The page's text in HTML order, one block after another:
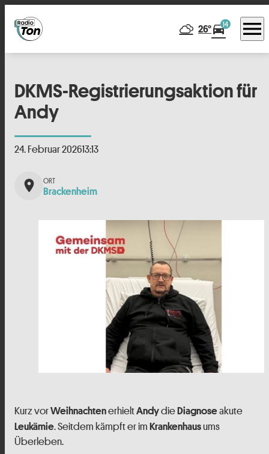
26°directions_car14 menu
DKMS-Registrierungsaktion für
Andy
24. Februar 202613:13
place Brackenheim
Kurz vorWeihnachtenerhieltAndydieDiagnoseakute
Leukämie. Seitdem kämpft er im Krankenhausums
Überleben.